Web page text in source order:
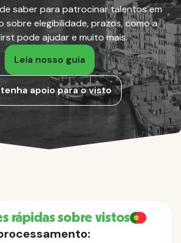
saber para patrocinar talentos em
sobre elegibilidade, prazos, como a
pode ajudar e muito mais.
Leia nosso guia
apoio para o visto
rápidas sobre vistos